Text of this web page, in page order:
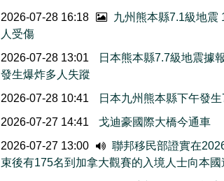
2026-07-28 16:18
九州熊本縣7.1級地震
人受傷
2026-07-28 13:01
日本熊本縣7.7級地震據
發生爆炸多人失蹤
2026-07-28 10:41
日本九州熊本縣下午發
2026-07-27 14:41
戈迪豪國際大橋今通車
2026-07-27 13:00
聯邦移民部證實在
束後有175名到加拿大觀賽的入境人士向本